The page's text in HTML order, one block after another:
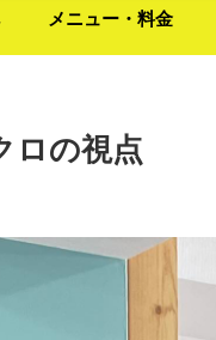
メニュー・料金
ロの視点